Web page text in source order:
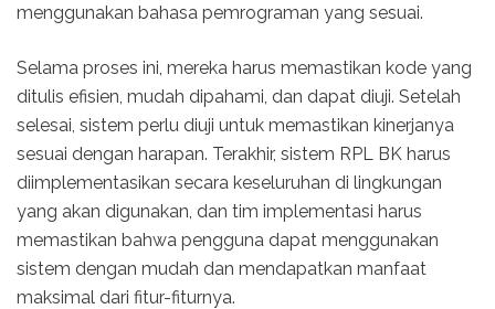
menggunakan bahasa pemrograman yang sesuai.
Selama proses ini, mereka harus memastikan kode yang
ditulis efisien, mudah dipahami, dan dapat diuji. Setelah
selesai, sistem perlu diuji untuk memastikan kinerjanya
sesuai dengan harapan. Terakhir, sistem RPL BK harus
diimplementasikan secara keseluruhan di lingkungan
yang akan digunakan, dan tim implementasi harus
memastikan bahwa pengguna dapat menggunakan
sistem dengan mudah dan mendapatkan manfaat
maksimal dari fitur-fiturnya.